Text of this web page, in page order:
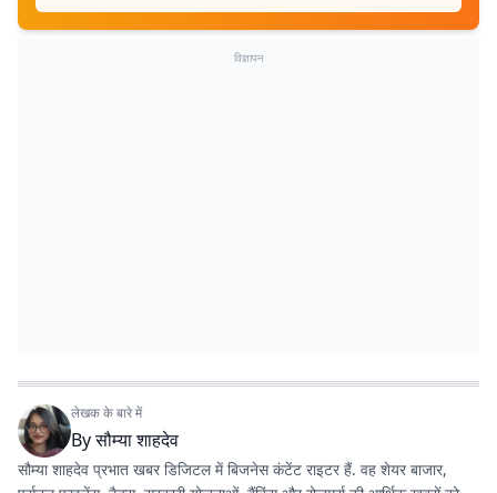
विज्ञापन
लेखक के बारे में
Byसौम्या शाहदेव
सौम्या शाहदेव प्रभात खबर डिजिटल में बिजनेस कंटेंट राइटर हैं. वह शेयर बाजार,